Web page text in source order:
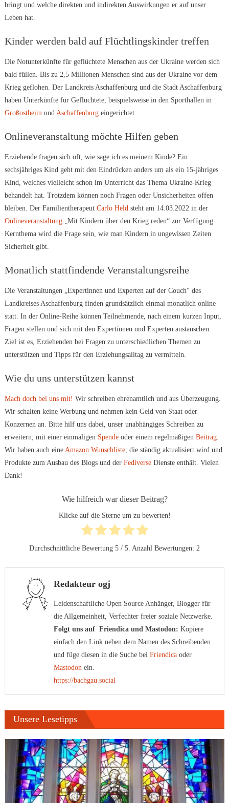
bringt und welche direkten und indirekten Auswirkungen er auf unser
Leben hat.
Kinder werden bald auf Flüchtlingskinder treffen
Die Notunterkünfte für geflüchtete Menschen aus der Ukraine werden sich
bald füllen. Bis zu 2,5 Millionen Menschen sind aus der Ukraine vor dem
Krieg geflohen. Der Landkreis Aschaffenburg und die Stadt Aschaffenburg
haben Unterkünfte für Geflüchtete, beispielsweise in den Sporthallen in
Großostheimund Aschaffenburgeingerichtet.
Onlineveranstaltung möchte Hilfen geben
Erziehende fragen sich oft, wie sage ich es meinem Kinde? Ein
sechsjähriges Kind geht mit den Eindrücken anders um als ein 15-jähriges
Kind, welches vielleicht schon im Unterricht das Thema Ukraine-Krieg
behandelt hat. Trotzdem können noch Fragen oder Unsicherheiten offen
bleiben. Der Familientherapeut Carlo Heldsteht am 14.03.2022 in der
Onlineveranstaltung„Mit Kindern über den Krieg reden“ zur Verfügung.
Kernthema wird die Frage sein, wie man Kindern in ungewissen Zeiten
Sicherheit gibt.
Monatlich stattfindende Veranstaltungsreihe
Die Veranstaltungen „Expertinnen und Experten auf der Couch“ des
Landkreises Aschaffenburg finden grundsätzlich einmal monatlich online
statt. In der Online-Reihe können Teilnehmende, nach einem kurzen Input,
Fragen stellen und sich mit den Expertinnen und Experten austauschen.
Ziel ist es, Erziehenden bei Fragen zu unterschiedlichen Themen zu
unterstützen und Tipps für den Erziehungsalltag zu vermitteln.
Wie du uns unterstützen kannst
Mach doch bei uns mit! Wir schreiben ehrenamtlich und aus Überzeugung.
Wir schalten keine Werbung und nehmen kein Geld von Staat oder
Konzernen an. Bitte hilf uns dabei, unser unabhängiges Schreiben zu
erweitern; mit einer einmaligen Spendeoder einem regelmäßigen Beitrag.
Wir haben auch eine Amazon Wunschliste, die ständig aktualisiert wird und
Produkte zum Ausbau des Blogs und der FediverseDienste enthält. Vielen
Dank!
Wie hilfreich war dieser Beitrag?
Klicke auf die Sterne um zu bewerten!
Durchschnittliche Bewertung 5 / 5. Anzahl Bewertungen: 2
Redakteur ogj
Leidenschaftliche Open Source Anhänger, Blogger für
die Allgemeinheit, Verfechter freier soziale Netzwerke.
Folgt uns auf Friendica und Mastodon: Kopiere
einfach den Link neben dem Namen des Schreibenden
und füge diesen in die Suche bei Friendicaoder
Mastodonein.
https://bachgau.social
Unsere Lesetipps